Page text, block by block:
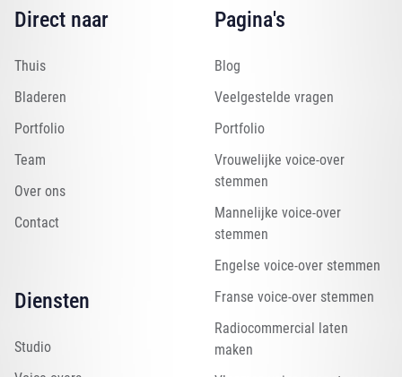
Direct naar
Thuis
Bladeren
Portfolio
Team
Over ons
Contact
Diensten
Studio
Pagina's
Blog
Veelgestelde vragen
Portfolio
Vrouwelijke voice-over
stemmen
Mannelijke voice-over
stemmen
Engelse voice-over stemmen
Franse voice-over stemmen
Radiocommercial laten
maken